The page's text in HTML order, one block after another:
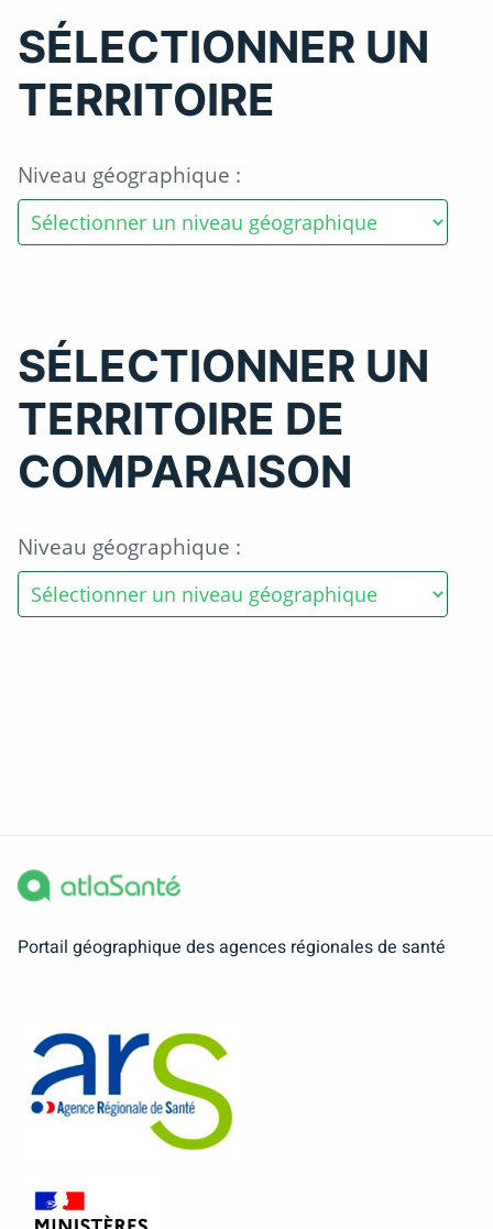
SÉLECTIONNER UN
TERRITOIRE
Niveau géographique :
SÉLECTIONNER UN
TERRITOIRE DE
COMPARAISON
Niveau géographique :
Portail géographique des agences régionales de santé